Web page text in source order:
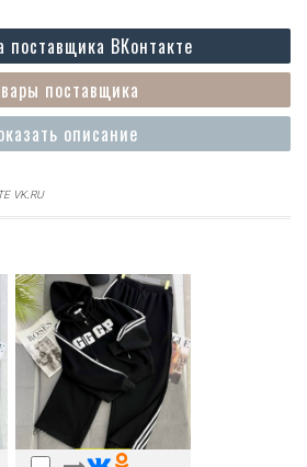
описание
поставщика
поставщика ВКонтакте
vk.ru